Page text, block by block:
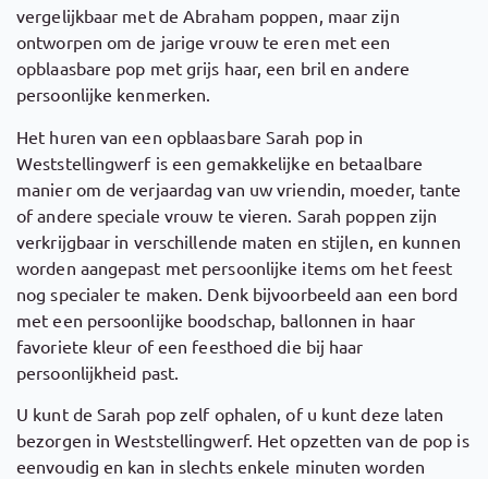
vergelijkbaar met de Abraham poppen, maar zijn
ontworpen om de jarige vrouw te eren met een
opblaasbare pop met grijs haar, een bril en andere
persoonlijke kenmerken.
Het huren van een opblaasbare Sarah pop in
Weststellingwerf is een gemakkelijke en betaalbare
manier om de verjaardag van uw vriendin, moeder, tante
of andere speciale vrouw te vieren. Sarah poppen zijn
verkrijgbaar in verschillende maten en stijlen, en kunnen
worden aangepast met persoonlijke items om het feest
nog specialer te maken. Denk bijvoorbeeld aan een bord
met een persoonlijke boodschap, ballonnen in haar
favoriete kleur of een feesthoed die bij haar
persoonlijkheid past.
U kunt de Sarah pop zelf ophalen, of u kunt deze laten
bezorgen in Weststellingwerf. Het opzetten van de pop is
eenvoudig en kan in slechts enkele minuten worden